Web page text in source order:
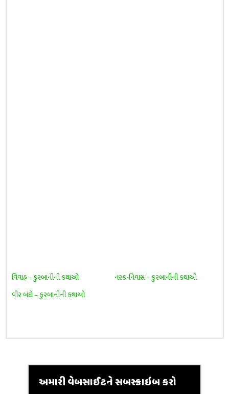
વિવાહ – કુરબાનીની કથાઓ
નરક-નિવાસ – કુરબાનીની કથાઓ
વીર બંદો – કુરબાનીની કથાઓ
અમારી વેબસાઈટને સબસ્ક્રાઇબ કરો